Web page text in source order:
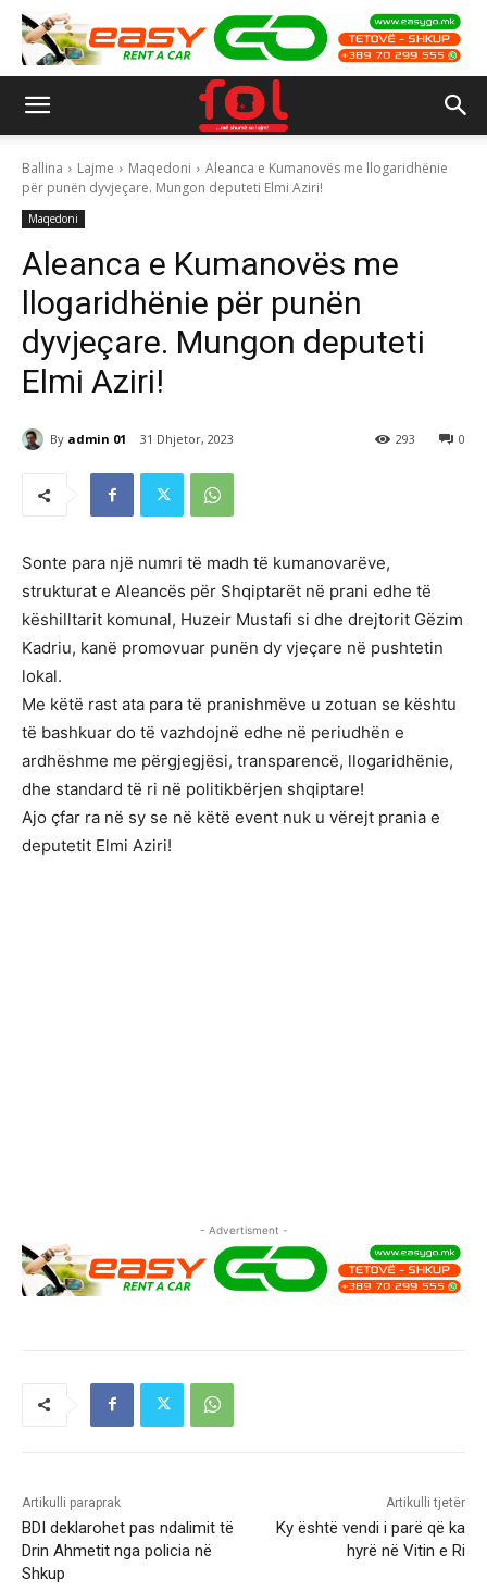
Ballina Lajme Maqedoni
Aleanca e Kumanovës me llogaridhënie
për punën dyvjeçare. Mungon deputeti Elmi Aziri!
Maqedoni
Aleanca e Kumanovës me
llogaridhënie për punën
dyvjeçare. Mungon deputeti
Elmi Aziri!
By admin 01 31 Dhjetor, 2023 0
293
Sonte para një numri të madh të kumanovarëve,
strukturat e Aleancës për Shqiptarët në prani edhe të
këshilltarit komunal, Huzeir Mustafi si dhe drejtorit Gëzim
Kadriu, kanë promovuar punën dy vjeçare në pushtetin
lokal.
Me këtë rast ata para të pranishmëve u zotuan se kështu
të bashkuar do të vazhdojnë edhe në periudhën e
ardhëshme me përgjegjësi, transparencë, llogaridhënie,
dhe standard të ri në politikbërjen shqiptare!
Ajo çfar ra në sy se në këtë event nuk u vërejt prania e
deputetit Elmi Aziri!
- Advertisment -
Artikulli paraprak
BDI deklarohet pas ndalimit të
Drin Ahmetit nga policia në
Shkup
Artikulli tjetër
Ky është vendi i parë që ka
hyrë në Vitin e Ri